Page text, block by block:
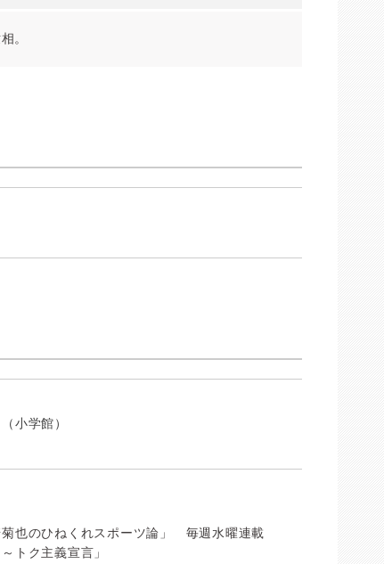
。
小学館）
也のひねくれスポーツ論」 毎週水曜連載
トク主義宣言」